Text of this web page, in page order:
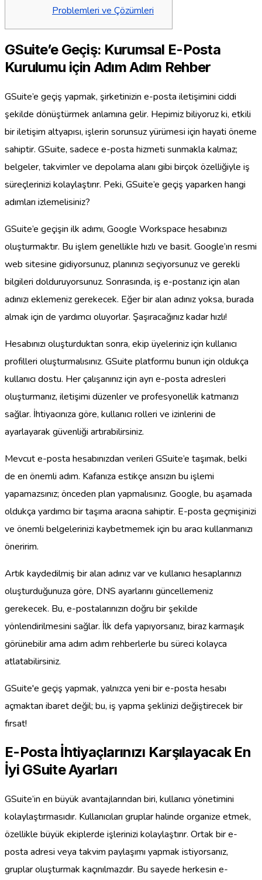
Problemleri ve Çözümleri
GSuite’e Geçiş: Kurumsal E-Posta
Kurulumu için Adım Adım Rehber
GSuite’e geçiş yapmak, şirketinizin e-posta iletişimini ciddi
şekilde dönüştürmek anlamına gelir. Hepimiz biliyoruz ki, etkili
bir iletişim altyapısı, işlerin sorunsuz yürümesi için hayati öneme
sahiptir. GSuite, sadece e-posta hizmeti sunmakla kalmaz;
belgeler, takvimler ve depolama alanı gibi birçok özelliğiyle iş
süreçlerinizi kolaylaştırır. Peki, GSuite’e geçiş yaparken hangi
adımları izlemelisiniz?
GSuite’e geçişin ilk adımı, Google Workspace hesabınızı
oluşturmaktır. Bu işlem genellikle hızlı ve basit. Google’ın resmi
web sitesine gidiyorsunuz, planınızı seçiyorsunuz ve gerekli
bilgileri dolduruyorsunuz. Sonrasında, iş e-postanız için alan
adınızı eklemeniz gerekecek. Eğer bir alan adınız yoksa, burada
almak için de yardımcı oluyorlar. Şaşıracağınız kadar hızlı!
Hesabınızı oluşturduktan sonra, ekip üyeleriniz için kullanıcı
profilleri oluşturmalısınız. GSuite platformu bunun için oldukça
kullanıcı dostu. Her çalışanınız için ayrı e-posta adresleri
oluşturmanız, iletişimi düzenler ve profesyonellik katmanızı
sağlar. İhtiyacınıza göre, kullanıcı rolleri ve izinlerini de
ayarlayarak güvenliği artırabilirsiniz.
Mevcut e-posta hesabınızdan verileri GSuite’e taşımak, belki
de en önemli adım. Kafanıza estikçe ansızın bu işlemi
yapamazsınız; önceden plan yapmalısınız. Google, bu aşamada
oldukça yardımcı bir taşıma aracına sahiptir. E-posta geçmişinizi
ve önemli belgelerinizi kaybetmemek için bu aracı kullanmanızı
öneririm.
Artık kaydedilmiş bir alan adınız var ve kullanıcı hesaplarınızı
oluşturduğunuza göre, DNS ayarlarını güncellemeniz
gerekecek. Bu, e-postalarınızın doğru bir şekilde
yönlendirilmesini sağlar. İlk defa yapıyorsanız, biraz karmaşık
görünebilir ama adım adım rehberlerle bu süreci kolayca
atlatabilirsiniz.
GSuite'e geçiş yapmak, yalnızca yeni bir e-posta hesabı
açmaktan ibaret değil; bu, iş yapma şeklinizi değiştirecek bir
fırsat!
E-Posta İhtiyaçlarınızı Karşılayacak En
İyi GSuite Ayarları
GSuite’in en büyük avantajlarından biri, kullanıcı yönetimini
kolaylaştırmasıdır. Kullanıcıları gruplar halinde organize etmek,
özellikle büyük ekiplerde işlerinizi kolaylaştırır. Ortak bir e-
posta adresi veya takvim paylaşımı yapmak istiyorsanız,
gruplar oluşturmak kaçınılmazdır. Bu sayede herkesin e-